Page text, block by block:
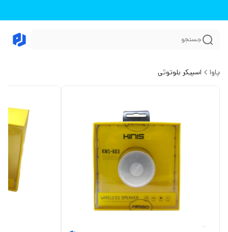
جستجو
پاوا اسپیکر بلوتوثی